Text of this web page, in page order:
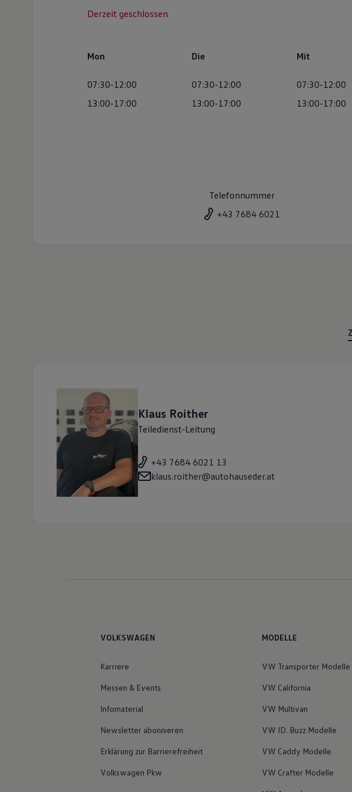
Derzeit geschlossen
Mon
07:30-12:00
13:00-17:00
Die
07:30-12:00
13:00-17:00
Mit
07:30-12:00
13:00-17:00
Telefonnummer
+43 7684 6021
Klaus Roither
Teiledienst-Leitung
+43 7684 6021 13
klaus.roither@autohauseder.at
VOLKSWAGEN
Karriere
Messen & Events
Infomaterial
Newsletter abonnieren
Erklärung zur Barrierefreiheit
Volkswagen Pkw
MODELLE
VW Transporter Modelle
VW California
VW Multivan
VW ID. Buzz Modelle
VW Caddy Modelle
VW Crafter Modelle